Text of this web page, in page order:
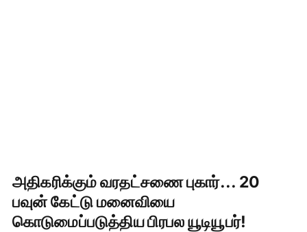
அதிகரிக்கும் வரதட்சணை புகார்... 20
பவுன் கேட்டு மனைவியை
கொடுமைப்படுத்திய பிரபல யூடியூபர்!